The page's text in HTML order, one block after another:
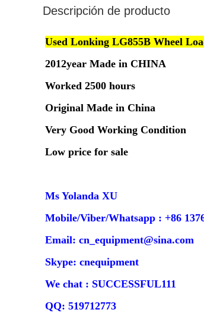
Descripción de producto
Used Lonking LG855B Wheel
2012year Made in CHINA
Worked 2500 hours
Original Made in China
Very Good Working Condition
Low price for sale
Ms Yolanda XU
Mobile/Viber/Whatsapp : +86
Email: cn_equipment@sina.com
Skype: cnequipment
We chat : SUCCESSFUL111
QQ: 519712773